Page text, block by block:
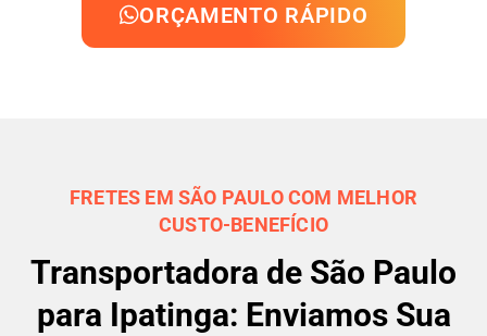
ORÇAMENTO RÁPIDO
FRETES EM SÃO PAULO COM MELHOR
CUSTO-BENEFÍCIO
Transportadora de São Paulo
para Ipatinga: Enviamos Sua